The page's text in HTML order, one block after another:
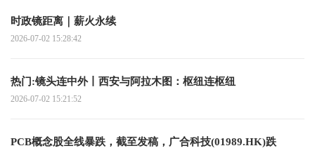
时政镜距离｜薪火永续
2026-07-02 15:28:42
热门:镜头连中外丨西安与阿拉木图：枢纽连枢纽
2026-07-02 15:21:52
PCB概念股全线暴跌，截至发稿，广合科技(01989.HK)跌